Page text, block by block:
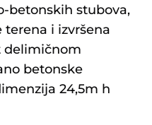
betonskih stubova,
terena i izvršena
delimičnom
betonske
24,5m h